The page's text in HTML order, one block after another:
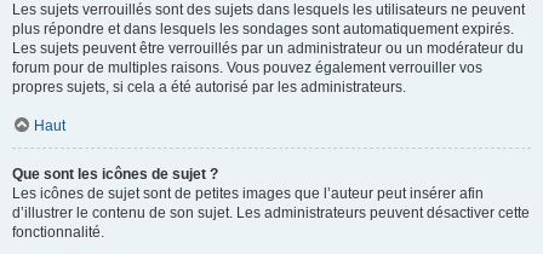
Les sujets verrouillés sont des sujets dans lesquels les utilisateurs ne peuvent
plus répondre et dans lesquels les sondages sont automatiquement expirés.
Les sujets peuvent être verrouillés par un administrateur ou un modérateur du
forum pour de multiples raisons. Vous pouvez également verrouiller vos
propres sujets, si cela a été autorisé par les administrateurs.
Haut
Que sont les icônes de sujet ?
Les icônes de sujet sont de petites images que l’auteur peut insérer afin
d’illustrer le contenu de son sujet. Les administrateurs peuvent désactiver cette
fonctionnalité.